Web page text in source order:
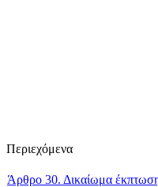
Περιεχόμενα
Άρθρο 30. Δικαίωμα